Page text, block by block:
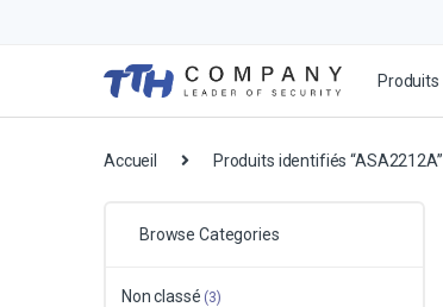
Produits
Accueil Produits identifiés “ASA2212A”
Browse Categories
Non classé (3)